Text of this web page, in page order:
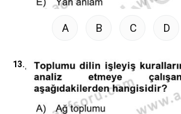
A B C D
13.